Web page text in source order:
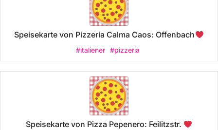
Speisekarte von Pizzeria Calma Caos: Offenbach
#italiener #pizzeria
Speisekarte von Pizza Pepenero: Feilitzstr.